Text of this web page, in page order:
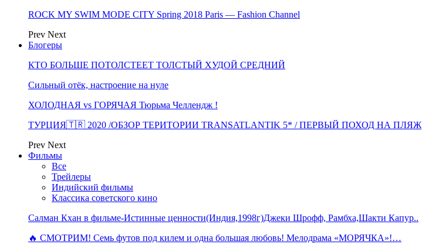
ROCK MY SWIM MODE CITY Spring 2018 Paris — Fashion Channel
Prev Next
Блогеры
КТО БОЛЬШЕ ПОТОЛСТЕЕТ ТОЛСТЫЙ ХУДОЙ СРЕДНИЙ
Сильный отёк, настроение на нуле
ХОЛОДНАЯ vs ГОРЯЧАЯ Тюрьма Челлендж !
ТУРЦИЯ🇹🇷 2020 /ОБЗОР ТЕРИТОРИИ TRANSATLANTIK 5* / ПЕРВЫЙ ПОХОД НА ПЛЯЖ
Prev Next
Фильмы
Все
Трейлеры
Индийский фильмы
Классика советского кино
Салман Кхан в фильме-Истинные ценности(Индия,1998г)Джеки Шрофф, Рамбха,Шакти Капур..
🔥 СМОТРИМ! Семь футов под килем и одна большая любовь! Мелодрама «МОРЯЧКА»!…